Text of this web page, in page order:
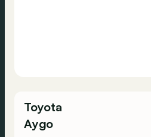
Toyota
Aygo